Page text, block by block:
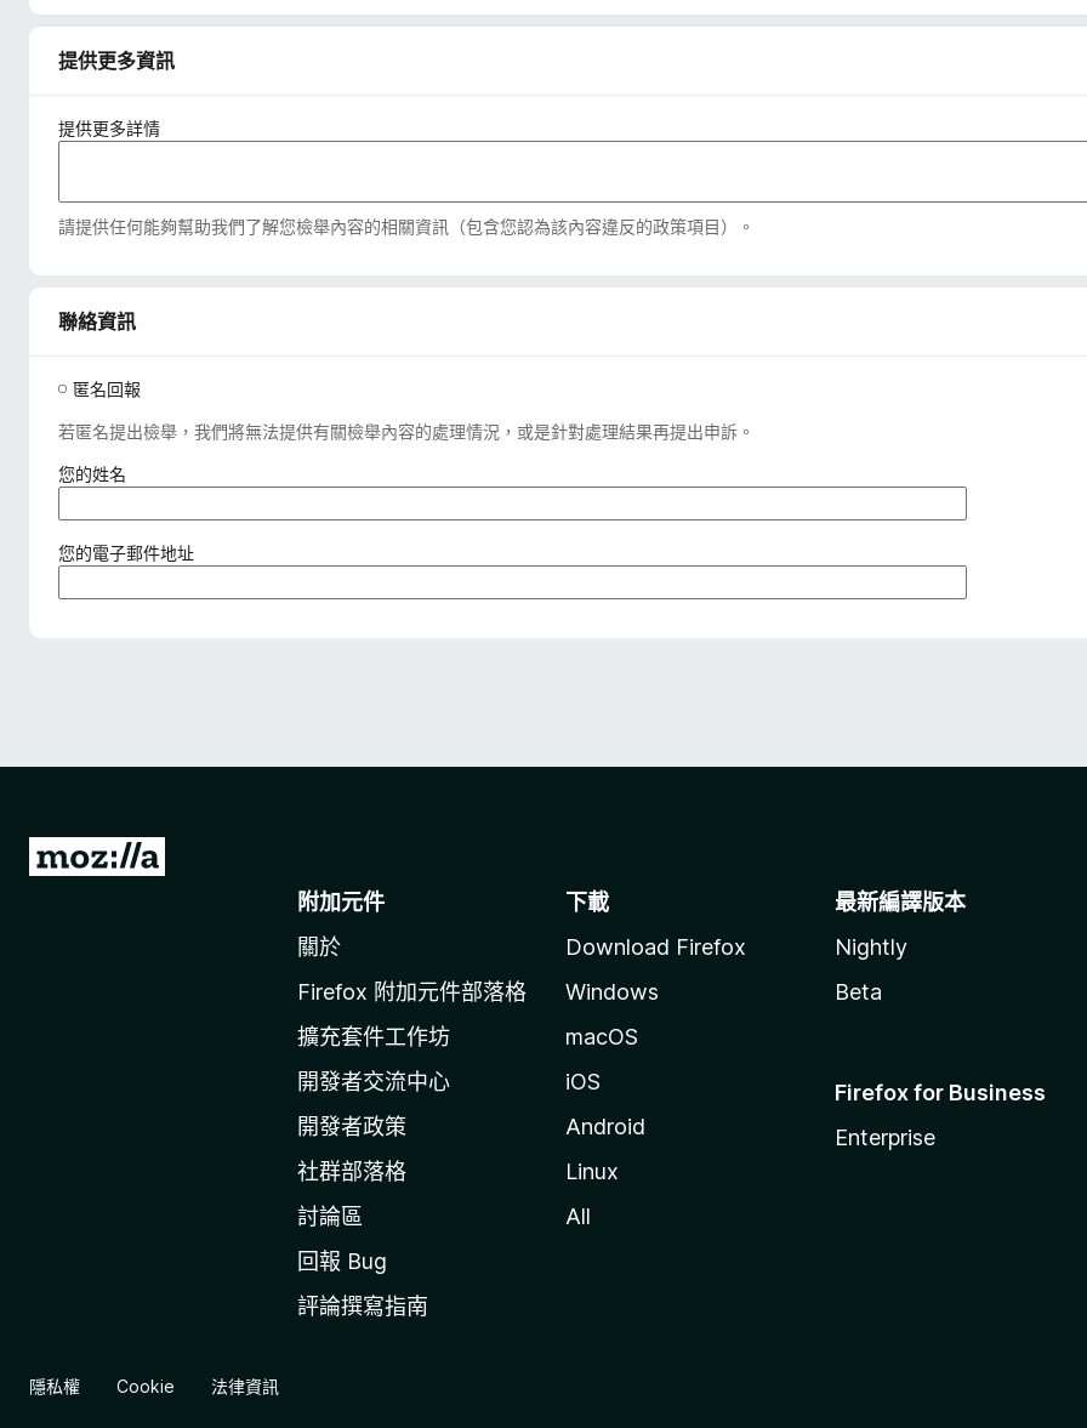
提供更多資訊
提供更多詳情
請提供任何能夠幫助我們了解您檢舉內容的相關資訊（包含您認為該內容違反的政策項目）。
聯絡資訊
匿名回報
若匿名提出檢舉，我們將無法提供有關檢舉內容的處理情況，或是針對處理結果再提出申訴。
您的姓名
填
）
您的電子郵件地址（
填
前
附加元件
關於
Firefox 附加元件部落格
擴充套件工作坊
開發者交流中心
開發者政策
社群部落格
討論區
回報 Bug
評論撰寫指南
下載
Download Firefox
Windows
macOS
iOS
Android
Linux
All
最新編譯版本
Nightly
Beta
Firefox for Business
Enterprise
隱私權 Cookie 法律資訊